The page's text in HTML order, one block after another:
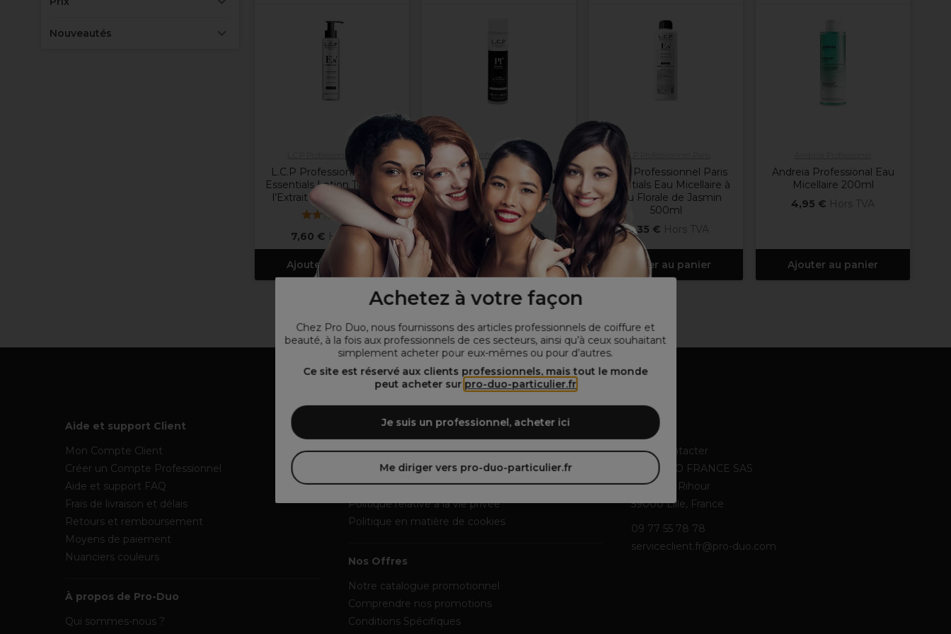
Achetez à votre façon
Chez Pro Duo, nous fournissons des articles professionnels de coiffure et
beauté, à la fois aux professionnels de ces secteurs, ainsi qu’à ceux souhaitant
simplement acheter pour eux-mêmes ou pour d’autres.
Ce site est réservé aux clients professionnels, mais tout le monde
peut acheter sur pro-duo-particulier.fr
Je suis un professionnel, acheter ici
Me diriger vers pro-duo-particulier.fr
Nouveautés
L.C.P Professionnel Paris
Essentials Lotion Tonique à
l’Extrait de Coton 200ml
7,60 € Hors TVA
Ajouter au panier
L.C.P Professionnel Paris
L.C.P Professionnel Paris
Lotion neutralisante
20,30 € Hors TVA
Ajouter au panier
L.C.P Professionnel Paris
L.C.P Professionnel Paris
Essentials Eau Micellaire à
l’Eau Florale de Jasmin
500ml
15,35 € Hors TVA
Ajouter au panier
Andreia Professional Eau
Micellaire 200ml
4,95 € Hors TVA
Ajouter au panier
Trouver un Magasin
Aide et support Client
Mon Compte Client
Créer un Compte Professionnel
Aide et support FAQ
Frais de livraison et délais
Retours et remboursement
Moyens de paiement
Nuanciers couleurs
À propos de Pro-Duo
Qui sommes-nous ?
Informations légales
Conditions d’Utilisation du Site
Conditions générales de vente
Mentions légales
Politique relative à la vie privée
Politique en matière de cookies
Nos Offres
Notre catalogue promotionnel
Comprendre nos promotions
Conditions Spécifiques
Contact
Nous contacter
PRO-DUO FRANCE SAS
67, Place Rihour
59000 Lille, France
09 77 55 78 78
serviceclient.fr@pro-duo.com